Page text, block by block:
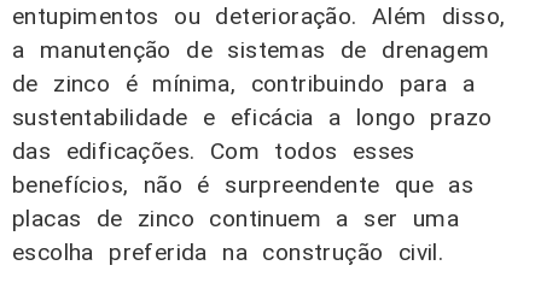
entupimentos ou deterioração. Além disso,
a manutenção de sistemas de drenagem
de zinco é mínima, contribuindo para a
sustentabilidade e eficácia a longo prazo
das edificações. Com todos esses
benefícios, não é surpreendente que as
placas de zinco continuem a ser uma
escolha preferida na construção civil.